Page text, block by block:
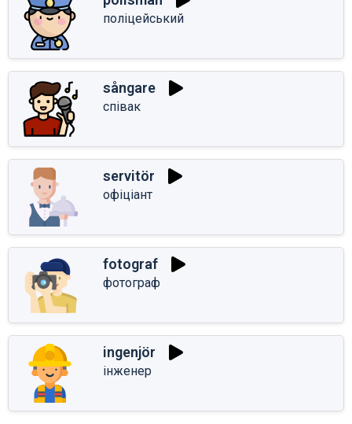
поліцейський
sångare
співак
servitör
офіціант
fotograf
фотограф
ingenjör
інженер